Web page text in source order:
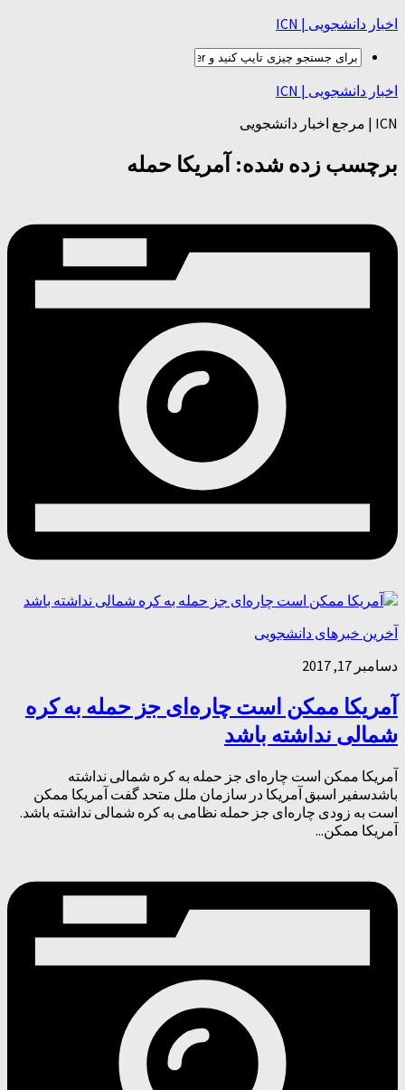
اخبار دانشجویی | ICN
اخبار دانشجویی | ICN
ICN | مرجع اخبار دانشجویی
برچسب زده شده: آمریکا حمله
آخرین خبرهای دانشجویی
دسامبر 17, 2017
آمریکا ممکن است چاره‌ای جز حمله به کره
شمالی نداشته باشد
آمریکا ممکن است چاره‌ای جز حمله به کره شمالی نداشته
باشدسفیر اسبق آمریکا در سازمان ملل متحد گفت آمریکا ممکن
است به زودی چاره‌ای جز حمله نظامی به کره شمالی نداشته باشد.
آمریکا ممکن...